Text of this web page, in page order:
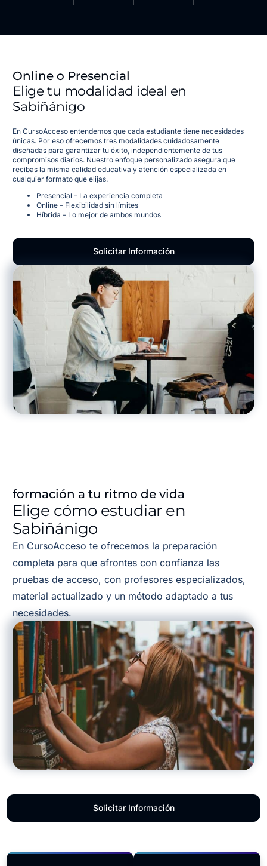
Online o Presencial
Elige tu modalidad ideal en
Sabiñánigo
En CursoAcceso entendemos que cada estudiante tiene necesidades
únicas. Por eso ofrecemos tres modalidades cuidadosamente
diseñadas para garantizar tu éxito, independientemente de tus
compromisos diarios. Nuestro enfoque personalizado asegura que
recibas la misma calidad educativa y atención especializada en
cualquier formato que elijas.
Presencial – La experiencia completa
Online – Flexibilidad sin límites
Híbrida – Lo mejor de ambos mundos
Solicitar Información
formación a tu ritmo de vida
Elige cómo estudiar en
Sabiñánigo
En CursoAcceso te ofrecemos la preparación
completa para que afrontes con confianza las
pruebas de acceso, con profesores especializados,
material actualizado y un método adaptado a tus
necesidades.
Solicitar Información